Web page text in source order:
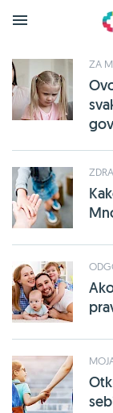
Tražena oznaka
stranicama:
ZA